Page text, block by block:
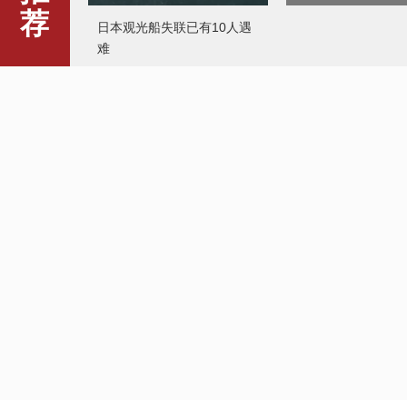
荐
日本观光船失联已有10人遇
难